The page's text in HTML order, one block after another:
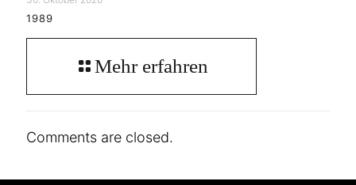
1989
Mehr erfahren
Comments are closed.